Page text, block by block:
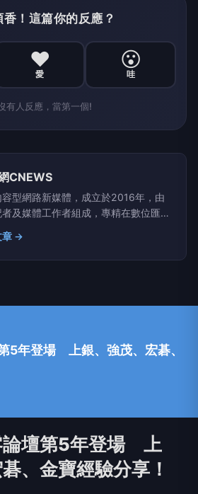
香！這篇你的反應？
❤️
愛
😮
哇
有人反應，當第一個!
CNEWS
容型網路新媒體，成立於2016年，由
及媒體工作者組成，專精在數位匯
活、網路科技、政治民調、新能源及金
。新聞擴散平台包括雅虎、google
藤、網路家庭、HiNet及新浪等最具影
章 →
5年登場 上銀、強茂、宏碁、
論壇第5年登場 上
、金寶經驗分享！